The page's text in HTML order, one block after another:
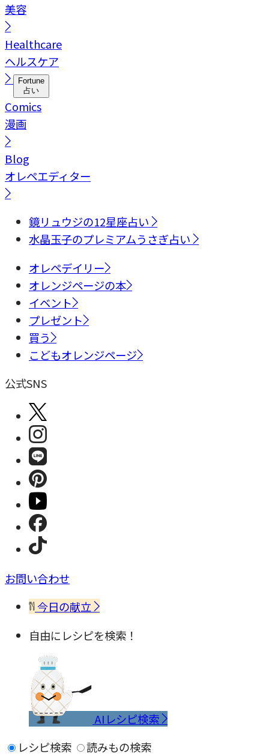
美容
Healthcare
ヘルスケア
Fortune
占い
Comics
漫画
Blog
オレペエディター
鏡リュウジの12星座占い
水晶玉子のプレミアムうさぎ占い
オレペデイリー
オレンジページの本
イベント
プレゼント
買う
こどもオレンジページ
公式SNS
お問い合わせ
今日の献立
自由にレシピを検索！
AIレシピ検索
レシピ検索
読みもの検索